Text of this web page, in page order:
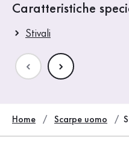
Caratteristiche
Stivali
Home Scarpe uomo